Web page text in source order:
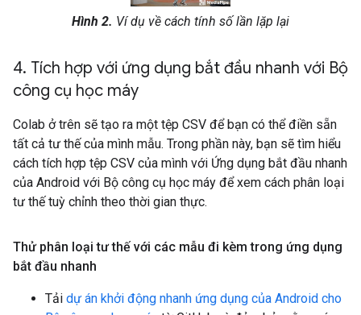
Hình 2. Ví dụ về cách tính số lần lặp lại
4. Tích hợp với ứng dụng bắt đầu nhanh với Bộ
công cụ học máy
Colab ở trên sẽ tạo ra một tệp CSV để bạn có thể điền sẵn
tất cả tư thế của mình mẫu. Trong phần này, bạn sẽ tìm hiểu
cách tích hợp tệp CSV của mình với Ứng dụng bắt đầu nhanh
của Android với Bộ công cụ học máy để xem cách phân loại
tư thế tuỳ chỉnh theo thời gian thực.
Thử phân loại tư thế với các mẫu đi kèm trong ứng dụng
bắt đầu nhanh
Tải dự án khởi động nhanh ứng dụng của Android cho